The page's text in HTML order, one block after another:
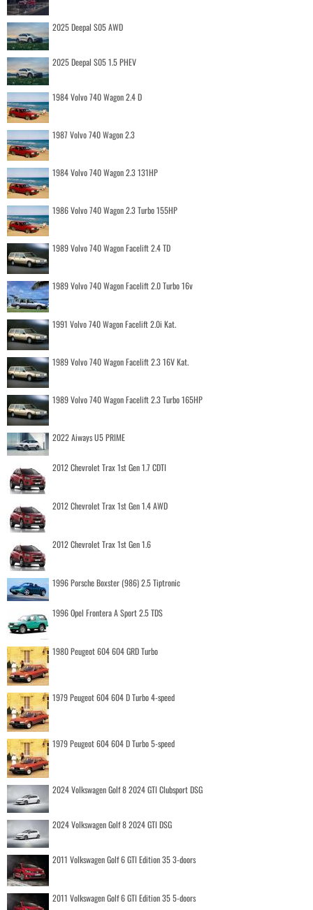
2025 Deepal S05 AWD
2025 Deepal S05 1.5 PHEV
1984 Volvo 740 Wagon 2.4 D
1987 Volvo 740 Wagon 2.3
1984 Volvo 740 Wagon 2.3 131HP
1986 Volvo 740 Wagon 2.3 Turbo 155HP
1989 Volvo 740 Wagon Facelift 2.4 TD
1989 Volvo 740 Wagon Facelift 2.0 Turbo 16v
1991 Volvo 740 Wagon Facelift 2.0i Kat.
1989 Volvo 740 Wagon Facelift 2.3 16V Kat.
1989 Volvo 740 Wagon Facelift 2.3 Turbo 165HP
2022 Aiways U5 PRIME
2012 Chevrolet Trax 1st Gen 1.7 CDTI
2012 Chevrolet Trax 1st Gen 1.4 AWD
2012 Chevrolet Trax 1st Gen 1.6
1996 Porsche Boxster (986) 2.5 Tiptronic
1996 Opel Frontera A Sport 2.5 TDS
1980 Peugeot 604 604 GRD Turbo
1979 Peugeot 604 604 D Turbo 4-speed
1979 Peugeot 604 604 D Turbo 5-speed
2024 Volkswagen Golf 8 2024 GTI Clubsport DSG
2024 Volkswagen Golf 8 2024 GTI DSG
2011 Volkswagen Golf 6 GTI Edition 35 3-doors
2011 Volkswagen Golf 6 GTI Edition 35 5-doors